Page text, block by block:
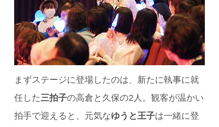
まずステージに登場したのは、新たに執事に就
任した三拍子の高倉と久保の2人。観客が温かい
拍手で迎えると、元気なゆうと王子は一緒に登